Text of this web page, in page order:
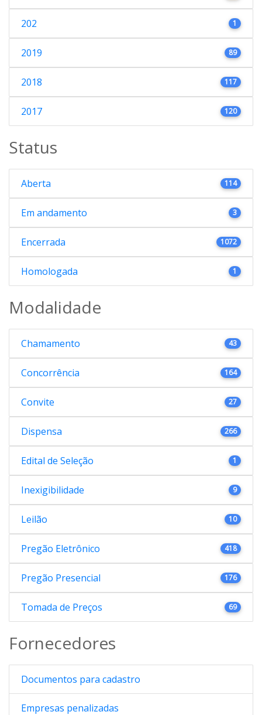
202 1
2019 89
2018 117
2017 120
Status
Aberta 114
Em andamento 3
Encerrada 1072
Homologada 1
Modalidade
Chamamento 43
Concorrência 164
Convite 27
Dispensa 266
Edital de Seleção 1
Inexigibilidade 9
Leilão 10
Pregão Eletrônico 418
Pregão Presencial 176
Tomada de Preços 69
Fornecedores
Documentos para cadastro
Empresas penalizadas